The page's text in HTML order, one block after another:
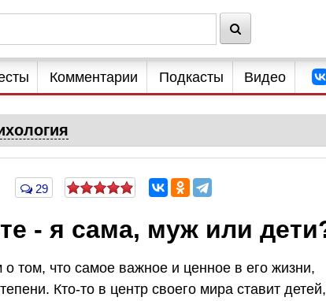
Комментарии Подкасты Видео
29
- я сама, муж или
том, что самое важное и ценное в его жизни,
Кто-то в центр своего мира ставит детей,